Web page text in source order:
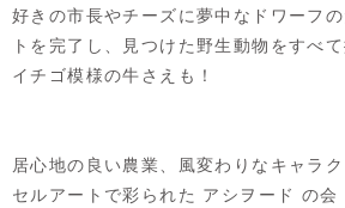
好きの市長やチーズに夢中なドワーフ
トを完了し、見つけた野生動物をすべ
イチゴ模様の牛さえも！
居心地の良い農業、風変わりなキャラ
セルアートで彩られた アシヲード の会